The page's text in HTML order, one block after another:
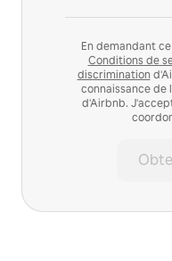
En demandant
Conditions de
discrimination
connaissance de
d'Airbnb.